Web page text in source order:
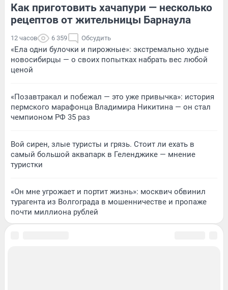
Как приготовить хачапури — несколько
рецептов от жительницы Барнаула
12 часов 6 359 Обсудить
«Ела одни булочки и пирожные»: экстремально худые
новосибирцы — о своих попытках набрать вес любой
ценой
«Позавтракал и побежал — это уже привычка»: история
пермского марафонца Владимира Никитина — он стал
чемпионом РФ 35 раз
Вой сирен, злые туристы и грязь. Стоит ли ехать в
самый большой аквапарк в Геленджике — мнение
туристки
«Он мне угрожает и портит жизнь»: москвич обвинил
турагента из Волгограда в мошенничестве и пропаже
почти миллиона рублей